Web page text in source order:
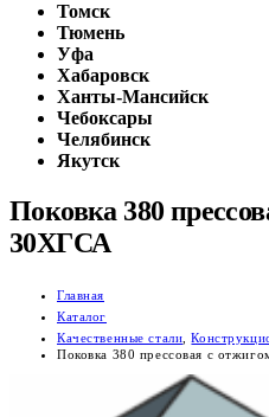
Томск
Тюмень
Уфа
Хабаровск
Ханты-Мансийск
Чебоксары
Челябинск
Якутск
Поковка 380
30ХГСА
Главная
Каталог
Качественные стали ,
Поковка 380 прессовая с